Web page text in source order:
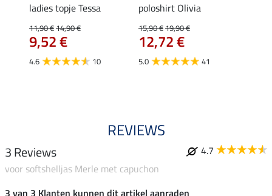
ladies topje Tessa
11,90 €14,90 €
9,52 €
4.6 10
poloshirt Olivia
15,90 €19,90 €
12,72 €
5.0 41
REVIEWS
3 Reviews
4.7
voor softshelljas Merle met capuchon
3 van 3 Klanten kunnen dit artikel aanraden